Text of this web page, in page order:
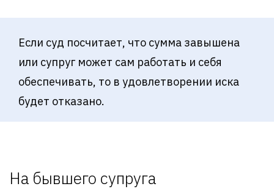
Если суд посчитает, что сумма завышена
или супруг может сам работать и себя
обеспечивать, то в удовлетворении иска
будет отказано.
На бывшего супруга